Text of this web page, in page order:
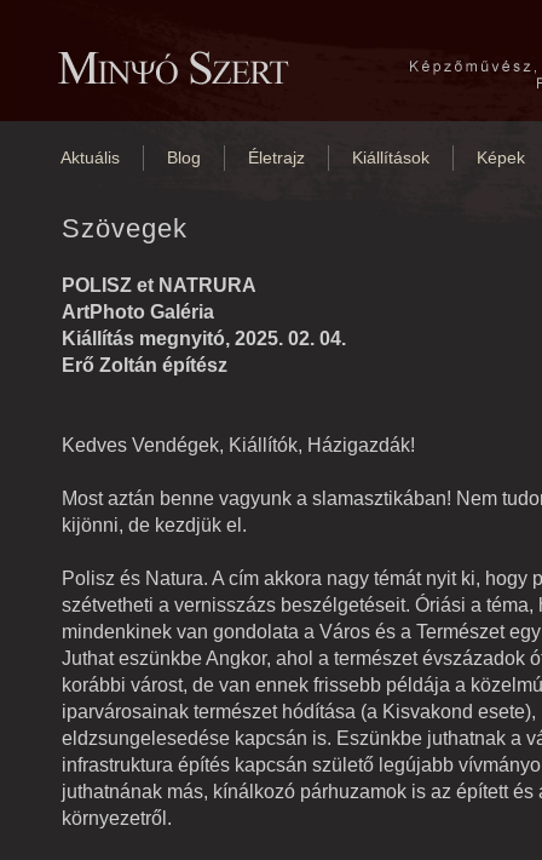
Aktuális Blog Életrajz Kiállítások Képek
Szövegek
POLISZ et NATRURA
ArtPhoto Galéria
Kiállítás megnyitó, 2025. 02. 04.
Erő Zoltán építész
Kedves Vendégek, Kiállítók, Házigazdák!
Most aztán benne vagyunk a slamasztikában! Nem
kijönni, de kezdjük el.
Polisz és Natura. A cím akkora nagy témát nyit ki, hogy
szétvetheti a vernisszázs beszélgetéseit. Óriási a téma,
mindenkinek van gondolata a Város és a Természet
Juthat eszünkbe Angkor, ahol a természet évszázadok
korábbi várost, de van ennek frissebb példája a
iparvárosainak természet hódítása (a Kisvakond esete),
eldzsungelesedése kapcsán is. Eszünkbe juthatnak a
infrastruktura építés kapcsán születő legújabb
juthatnának más, kínálkozó párhuzamok is az épített és
környezetről.